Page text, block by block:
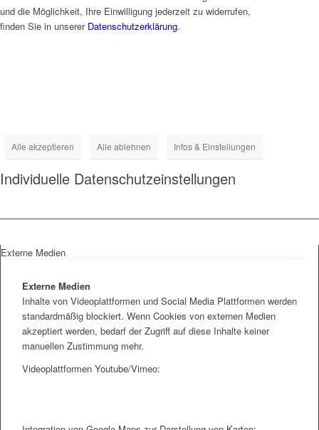
und die Möglichkeit, Ihre Einwilligung jederzeit zu widerrufen,
finden Sie in unserer Datenschutzerklärung.
Alle akzeptieren Alle ablehnen Infos & Einstellungen
Individuelle Datenschutzeinstellungen
Externe Medien
Externe Medien
Inhalte von Videoplattformen und Social Media Plattformen werden
standardmäßig blockiert. Wenn Cookies von externen Medien
akzeptiert werden, bedarf der Zugriff auf diese Inhalte keiner
manuellen Zustimmung mehr.
Videoplattformen Youtube/Vimeo: